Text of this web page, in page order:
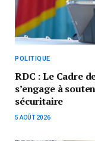
POLITIQUE
RDC : Le Cadre
s’engage à
sécuritaire
5 AOÛT 2026